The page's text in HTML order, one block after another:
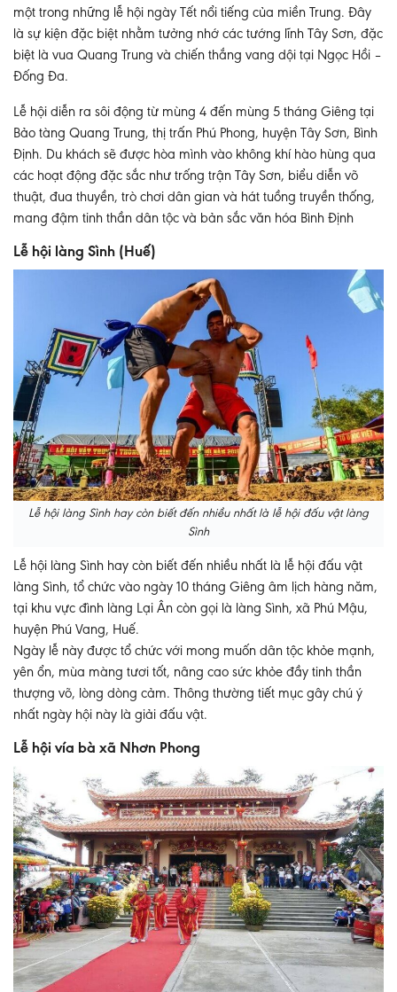
một trong những lễ hội ngày Tết nổi tiếng của miền Trung. Đây
là sự kiện đặc biệt nhằm tưởng nhớ các tướng lĩnh Tây Sơn, đặc
biệt là vua Quang Trung và chiến thắng vang dội tại Ngọc Hồi –
Đống Đa.
Lễ hội diễn ra sôi động từ mùng 4 đến mùng 5 tháng Giêng tại
Bảo tàng Quang Trung, thị trấn Phú Phong, huyện Tây Sơn, Bình
Định. Du khách sẽ được hòa mình vào không khí hào hùng qua
các hoạt động đặc sắc như trống trận Tây Sơn, biểu diễn võ
thuật, đua thuyền, trò chơi dân gian và hát tuồng truyền thống,
mang đậm tinh thần dân tộc và bản sắc văn hóa Bình Định
Lễ hội làng Sình (Huế)
Lễ hội làng Sình hay còn biết đến nhiều nhất là lễ hội đấu vật làng
Sình
Lễ hội làng Sình hay còn biết đến nhiều nhất là lễ hội đấu vật
làng Sình, tổ chức vào ngày 10 tháng Giêng âm lịch hàng năm,
tại khu vực đình làng Lại Ân còn gọi là làng Sình, xã Phú Mậu,
huyện Phú Vang, Huế.
Ngày lễ này được tổ chức với mong muốn dân tộc khỏe mạnh,
yên ổn, mùa màng tươi tốt, nâng cao sức khỏe đầy tinh thần
thượng võ, lòng dòng cảm. Thông thường tiết mục gây chú ý
nhất ngày hội này là giải đấu vật.
Lễ hội vía bà xã Nhơn Phong